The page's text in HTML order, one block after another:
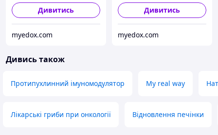
Дивитись
myedox.com
Дивитись
myedox.com
Дивись також
Протипухлинний імуномодулятор My real way
Лікарські гриби при онкології Відновлення печінки